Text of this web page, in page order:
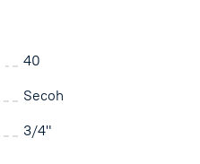
40
Secoh
3/4"